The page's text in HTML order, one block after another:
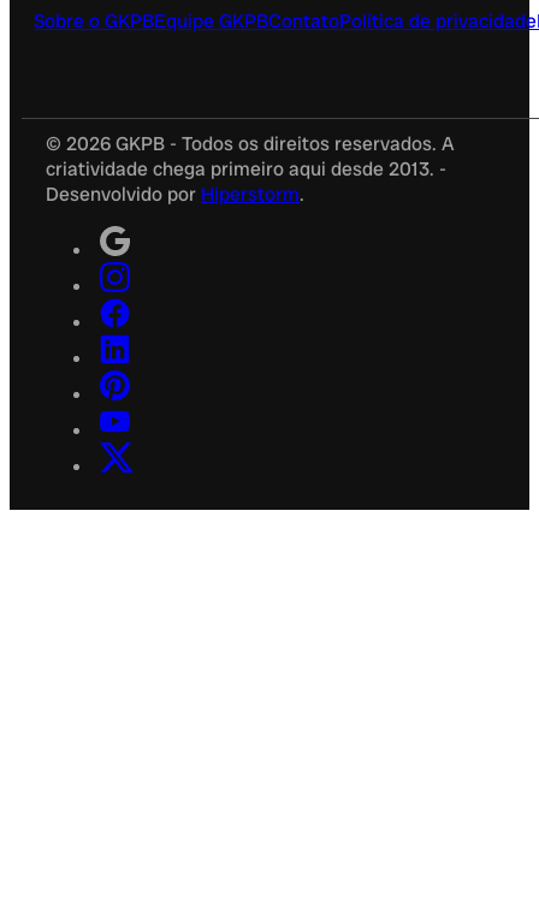
Sobre o GKPBEquipe GKPBContatoPolítica de privacidade
© 2026 GKPB - Todos os direitos reservados. A
criatividade chega primeiro aqui desde 2013. -
Desenvolvido por Hiperstorm.